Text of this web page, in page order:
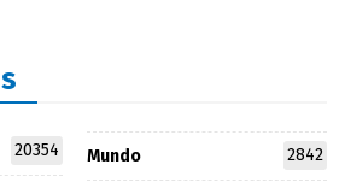
20354 Mundo 2842